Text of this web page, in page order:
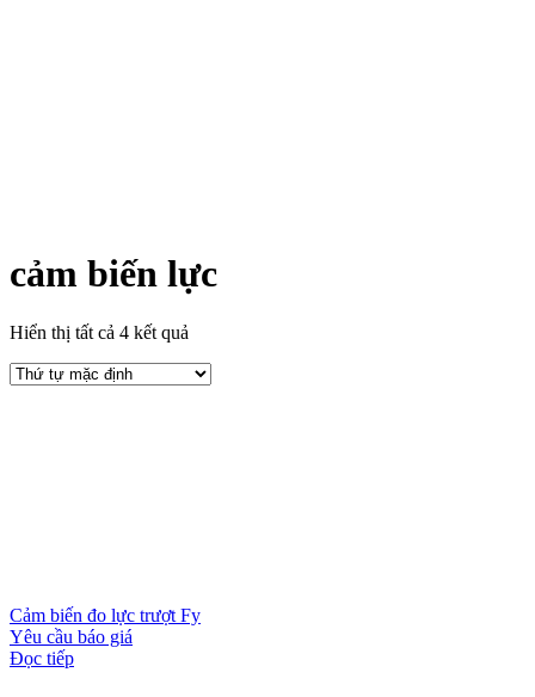
cảm biến lực
Hiển thị tất cả 4 kết quả
Cảm biến đo lực trượt Fy
Yêu cầu báo giá
Đọc tiếp